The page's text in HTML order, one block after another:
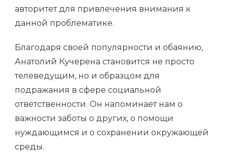
авторитет для привлечения внимания к
данной проблематике.
Благодаря своей популярности и обаянию,
Анатолий Кучерена становится не просто
телеведущим, но и образцом для
подражания в сфере социальной
ответственности. Он напоминает нам о
важности заботы о других, о помощи
нуждающимся и о сохранении окружающей
среды.